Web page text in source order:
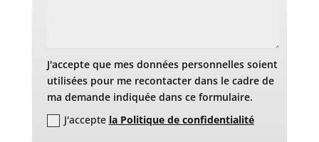
J'accepte que mes données personnelles soient
utilisées pour me recontacter dans le cadre de
ma demande indiquée dans ce formulaire.
J'accepte la Politique de confidentialité